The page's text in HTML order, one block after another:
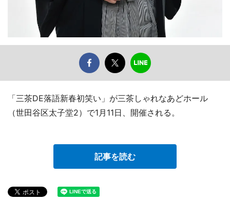
「三茶DE落語新春初笑い」が三茶しゃれなあどホール
（世田谷区太子堂2）で1月11日、開催される。
記事を読む